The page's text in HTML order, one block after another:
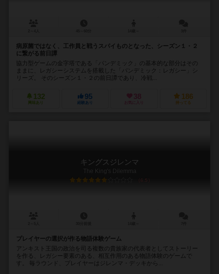
病原菌ではなく、工作員と戦うスパイものとなった、シーズン１・２
に繋がる前日譚
協力型ゲームの金字塔である「パンデミック」の基本的な部分はその
ままに、レガシーシステムを搭載した「パンデミック：レガシー」シ
リーズ。 そのシーズン１・２の前日譚であり、冷戦...
132
興味あり
95
経験あり
38
お気に入り
186
持ってる
キングスジレンマ
The King's Dilemma
6.5
プレイヤーの選択が作る物語体験ゲーム
アンキスト王国の政治を司る複数の貴族家の代表者としてストーリー
を作る、レガシー要素のある、相互作用のある物語体験のゲームで
す。 毎ラウンド、プレイヤーはジレンマ・デッキから...